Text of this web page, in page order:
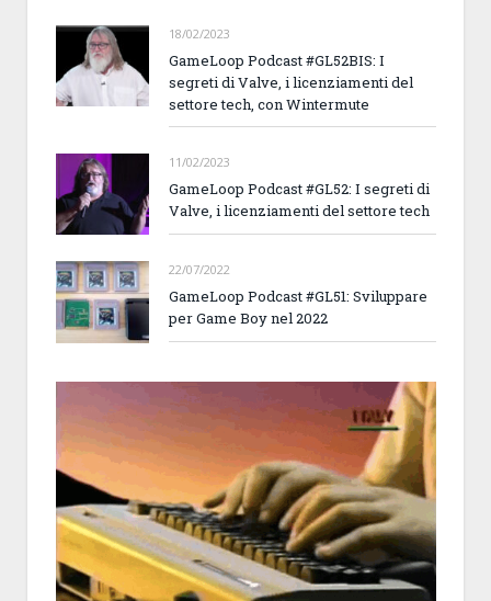
18/02/2023
GameLoop Podcast #GL52BIS: I
segreti di Valve, i licenziamenti del
settore tech, con Wintermute
11/02/2023
GameLoop Podcast #GL52: I segreti di
Valve, i licenziamenti del settore tech
22/07/2022
GameLoop Podcast #GL51: Sviluppare
per Game Boy nel 2022